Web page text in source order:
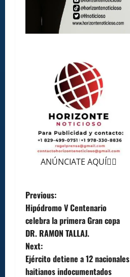
ANÚNCIATE AQUÍ👆🏻
P
o
s
t
Previous:
Hipódromo V Centenario
celebra la primera Gran copa
DR. RAMON TALLAJ.
Next:
Ejército detiene a 12 nacionales
haitianos indocumentados